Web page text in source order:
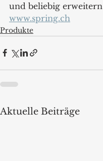
und beliebig
www.spring.ch
Produkte
Aktuelle Beiträge